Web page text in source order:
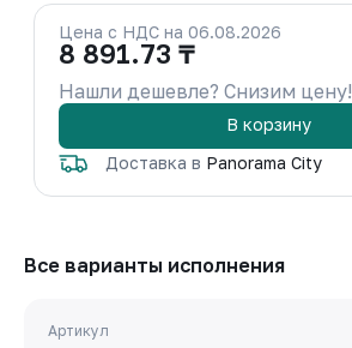
Цена с НДС на 06.08.2026
8 891.73 ₸
Нашли дешевле? Снизим цену!
В корзину
Доставка в Panorama City
Все варианты исполнения
Артикул